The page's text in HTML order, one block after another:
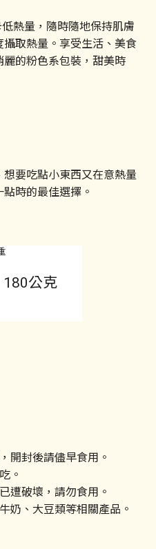
熱量，隨時隨地保持肌膚
取熱量。享受生活、美食
的粉色系包裝，甜美時
要吃點小東西又在意熱量
時的最佳選擇。
180公克
開封後請儘早食用。
。
遭破壞，請勿食用。
奶、大豆類等相關產品。